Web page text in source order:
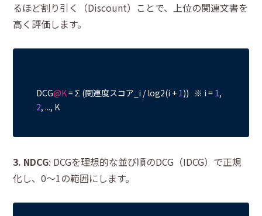
るほど割り引く（Discount）ことで、上位の関連文書を
高く評価します。
DCG@K = Σ (関連度スコア_i / log2(i + 1))   ※ i = 1
2
3. NDCG: DCGを理想的な並び順のDCG（IDCG）で正規
化し、0〜1の範囲にします。